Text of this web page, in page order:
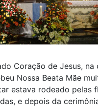
Coração de Jesus, na
Nossa Beata Mãe
estava rodeado pelas
e depois da